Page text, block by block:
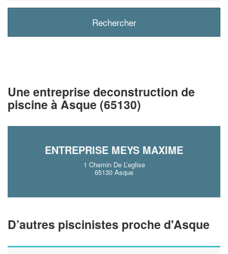
Une entreprise deconstruction de
piscine à Asque (65130)
ENTREPRISE MEYS MAXIME
1 Chemin De L’eglise
65130 Asque
D’autres piscinistes proche d'Asque
Vous êtes un
professionnel ?
nouveaux clients!
En savoir plus